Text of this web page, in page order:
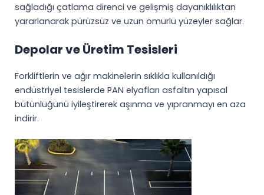
sağladığı çatlama direnci ve gelişmiş dayanıklılıktan
yararlanarak pürüzsüz ve uzun ömürlü yüzeyler sağlar.
Depolar ve Üretim Tesisleri
Forkliftlerin ve ağır makinelerin sıklıkla kullanıldığı
endüstriyel tesislerde PAN elyafları asfaltın yapısal
bütünlüğünü iyileştirerek aşınma ve yıpranmayı en aza
indirir.